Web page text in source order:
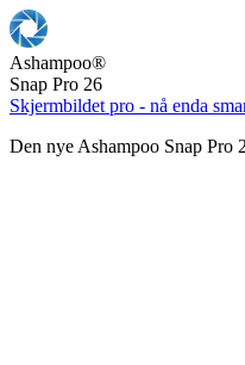
Ashampoo®
Snap Pro 26
Skjermbildet pro - nå enda
Den nye Ashampoo Snap